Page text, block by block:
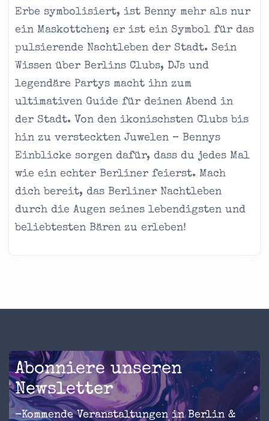
Erbe symbolisiert, ist Benny mehr als nur
ein Maskottchen; er ist ein Symbol für das
pulsierende Nachtleben der Stadt. Sein
Wissen über Berlins Clubs, DJs und
legendäre Partys macht ihn zum
ultimativen Guide für deinen Abend in
der Stadt. Von den ikonischsten Clubs bis
hin zu versteckten Juwelen – Bennys
Einblicke sorgen dafür, dass du jedes Mal
wie ein echter Berliner feierst. Mach
dich bereit, das Berliner Nachtleben
durch die Augen seines lebendigsten und
beliebtesten Bären zu erleben!
Abonniere unseren
Newsletter
-Kommende Veranstaltungen in Berlin &